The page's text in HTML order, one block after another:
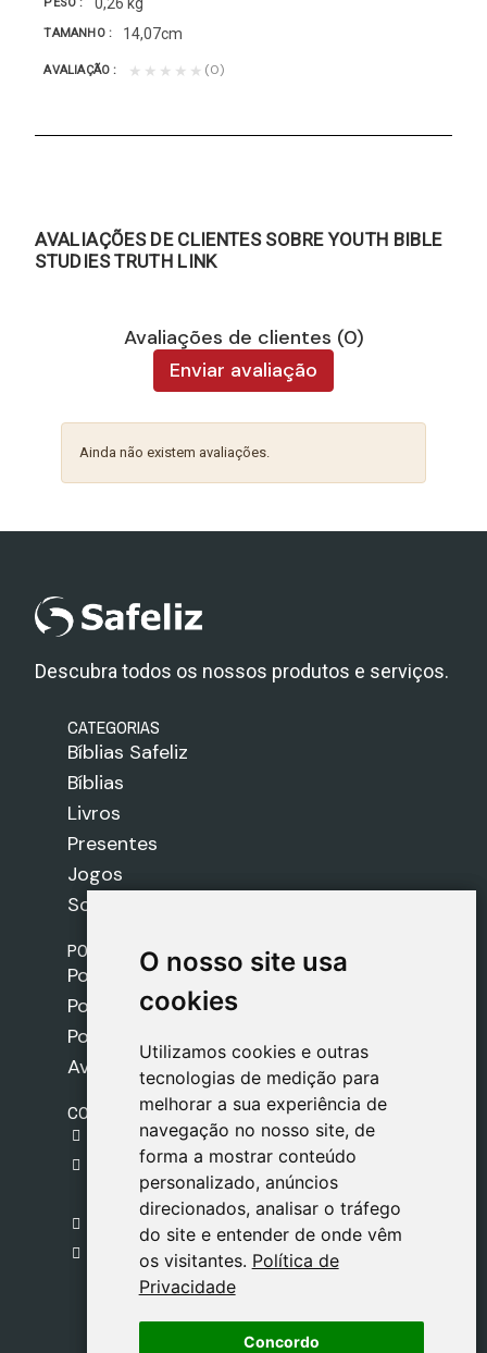
O nosso site usa
cookies
Utilizamos cookies e outras
tecnologias de medição para
melhorar a sua experiência de
navegação no nosso site, de
forma a mostrar conteúdo
personalizado, anúncios
direcionados, analisar o tráfego
do site e entender de onde vêm
os visitantes. Política de
Privacidade
Concordo
O nosso site usa
cookies
Utilizamos cookies e outras
tecnologias de medição para
melhorar a sua experiência de
navegação no nosso site, de
forma a mostrar conteúdo
personalizado, anúncios
direcionados, analisar o tráfego
do site e entender de onde vêm
os visitantes. Política de
Privacidade
Concordo
PESO
TAMANHO 14,07cm
AVALIAÇÃO ★★★★★ (0)
AVALIAÇÕES DE CLIENTES SOBRE YOUTH BIBLE
STUDIES TRUTH LINK
Avaliações de clientes (0)
Enviar avaliação
Ainda não existem avaliações.
Descubra todos os nossos produtos e serviços.
CATEGORIAS
Bíblias Safeliz
Bíblias
Livros
Presentes
Jogos
Sobre nós
POLÍTICAS
Política de Envios
Política de Cookies
Política de Privacidade
Aviso Legal
CONTACTO
gestion@safeliz.com
C. del Pradillo, 6, 28770 Colmenar Viejo,
Madrid
+34 918 459 877
Segunda a Sexta
09:00 - 13:00